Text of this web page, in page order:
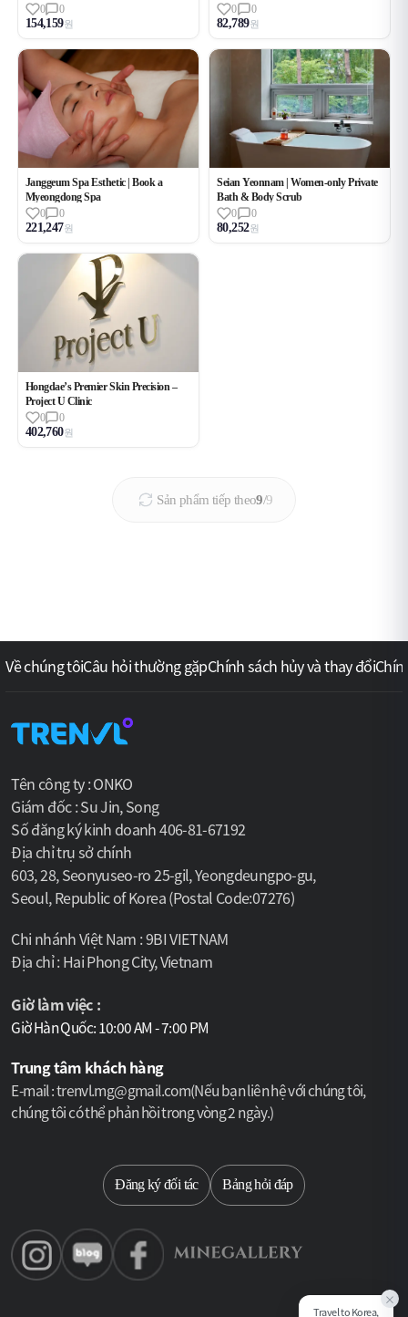
×
Travel to Korea,
0
0
154,159원
0 0
82,789원
Janggeum Spa Esthetic | Book a
Myeongdong Spa
0
0
221,247원
Seian Yeonnam | Women-only Private
Bath & Body Scrub
0
0
80,252원
Hongdae’s Premier Skin Precision –
Project U Clinic
0
0
402,760원
Sản phẩm tiếp theo9/9
Về chúng tôiCâu hỏi thường gặpChính sách hủy và thay đổi
Tên công ty : ONKO
Giám đốc : Su Jin, Song
Số đăng ký kinh doanh 406-81-67192
Địa chỉ trụ sở chính
603, 28, Seonyuseo-ro 25-gil, Yeongdeungpo-gu,
Seoul, Republic of Korea (Postal Code:07276)
Chi nhánh Việt Nam : 9BI VIETNAM
Địa chỉ : Hai Phong City, Vietnam
Giờ làm việc :
Giờ Hàn Quốc: 10:00 AM - 7:00 PM
Trung tâm khách hàng
E-mail : trenvl.mg@gmail.com(Nếu bạn liên hệ với chúng tôi,
chúng tôi có thể phản hồi trong vòng 2 ngày.)
Đăng ký đối tác Bảng hỏi đáp